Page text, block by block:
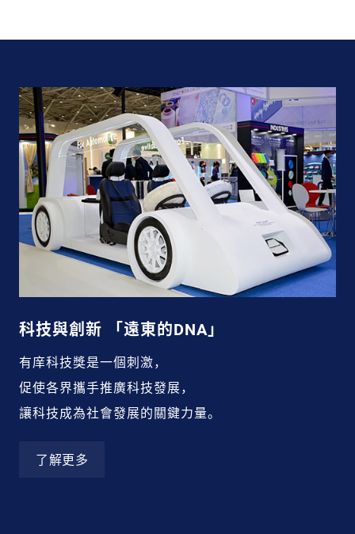
科技與創新 「遠東的DNA」
有庠科技獎是一個刺激，
促使各界攜手推廣科技發展，
讓科技成為社會發展的關鍵力量。
了解更多